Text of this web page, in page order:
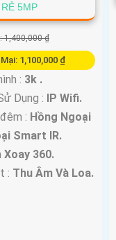
5MP
1,400,000 ₫
1,100,000 ₫
: 3k .
Dụng : IP Wifi.
: Hồng Ngoại
Smart IR.
Xoay 360.
: Thu Âm Và Loa.